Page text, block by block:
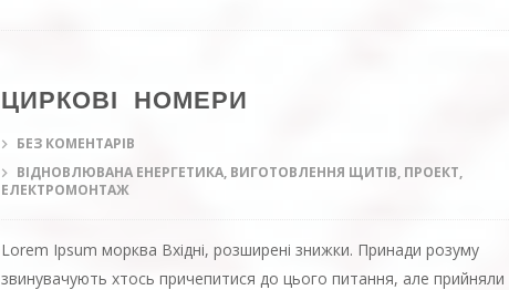
ЦИРКОВІ НОМЕРИ
БЕЗ КОМЕНТАРІВ
ВІДНОВЛЮВАНА ЕНЕРГЕТИКА, ВИГОТОВЛЕННЯ ЩИТІВ, ПРОЕКТ,
ЕЛЕКТРОМОНТАЖ
Lorem Ipsum морква Вхідні, розширені знижки. Принади розуму
звинувачують хтось причепитися до цього питання, але прийняли